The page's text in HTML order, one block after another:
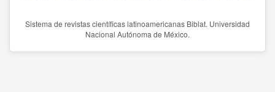
Sistema de revistas científicas latinoamericanas Biblat. Universidad
Nacional Autónoma de México.